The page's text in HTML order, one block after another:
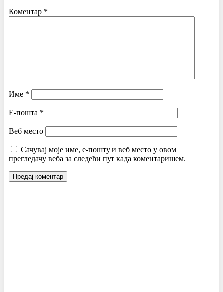
Коментар *
Име *
Е-пошта *
Веб место
Сачувај моје име, е-пошту и веб место у овом
прегледачу веба за следећи пут када коментаришем.